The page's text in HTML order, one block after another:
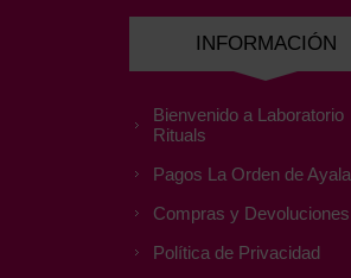
INFORMACIÓN
Bienvenido a Laboratorio
Rituals
Pagos La Orden de Ayala
Compras y Devoluciones
Política de Privacidad